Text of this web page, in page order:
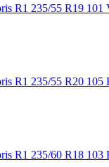
R1 235/55 R19 101
R1 235/55 R20 105
R1 235/60 R18 103